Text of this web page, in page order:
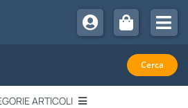
Cerca
ARTICOLI